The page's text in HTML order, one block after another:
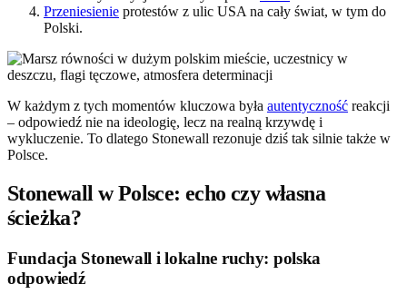
Przeniesienie protestów z ulic USA na cały świat, w tym do
Polski.
W każdym z tych momentów kluczowa była autentyczność reakcji
– odpowiedź nie na ideologię, lecz na realną krzywdę i
wykluczenie. To dlatego Stonewall rezonuje dziś tak silnie także w
Polsce.
Stonewall w Polsce: echo czy własna
ścieżka?
Fundacja Stonewall i lokalne ruchy: polska
odpowiedź